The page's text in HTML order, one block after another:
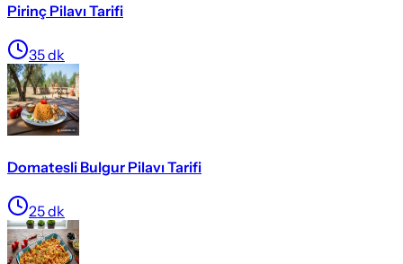
Pirinç Pilavı Tarifi
35dk
Domatesli Bulgur Pilavı Tarifi
25dk